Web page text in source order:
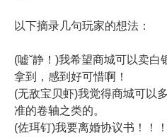
以下摘录几句玩家的想法：
(嘘ˇ静！)我希望商城可以卖
拿到，感到好可惜啊！
(无敌宝贝虾)我觉得商城可以
准的卷轴之类的。
(佐珥钉)我要离婚协议书！！